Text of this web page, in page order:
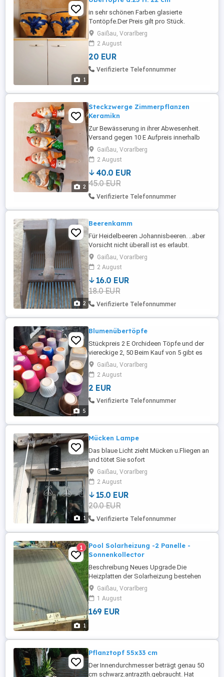
1
in sehr schönen Farben glasierte
Tontöpfe.Der Preis gilt pro Stück.
Gaißau, Vorarlberg
2 August
20 EUR
Verifizierte Telefonnummer
2
Steckzwerge Zimmerpflanzen
Keramikn
Zur Bewässerung in ihrer Abwesenheit.
Versand gegen 10 E Aufpreis innerhalb
Österreichs möglich ( Bruchversand) Nur
alle zusammen zum FIXPREIS.
Gaißau, Vorarlberg
2 August
40.0 EUR
45.0 EUR
Verifizierte Telefonnummer
2
Beerenkamm
Für Heidelbeeren Johannisbeeren. ..aber
Vorsicht nicht überall ist es erlaubt.
Postpaketversand nur innerhalb
Österreichs zum Aufpreis von 10 E
möglich.
Gaißau, Vorarlberg
2 August
16.0 EUR
18.0 EUR
Verifizierte Telefonnummer
5
Blumenübertöpfe
Stückpreis 2 E Orchideen Töpfe und der
viereckige 2, 50 Beim Kauf von 5 gibt es
einen gratis dazu. Kein Versand.
Gaißau, Vorarlberg
2 August
2 EUR
Verifizierte Telefonnummer
1
Mücken Lampe
Das blaue Licht zieht Mücken u.Fliegen an
und tötet Sie sofort
Gaißau, Vorarlberg
2 August
15.0 EUR
20.0 EUR
Verifizierte Telefonnummer
1
1
Pool Solarheizung -2 Panelle -
Sonnenkollector
Beschreibung Neues Upgrade Die
Heizplatten der Solarheizung bestehen
aus witterungsbeständigem Polyethylen
hoher Dichte (HDPE), das kratz- und
reißfest ist. Das Material um die Heizung
herum wurde verdickt, um robuster zu sein
Poolheizung ...
Gaißau, Vorarlberg
1 August
169 EUR
Pflanztopf 55x33 cm
Der Innendurchmesser beträgt genau 50
cm schwarz.antrazith.gebraucht. Hat